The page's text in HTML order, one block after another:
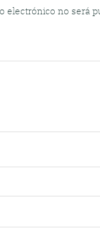
electrónico no será